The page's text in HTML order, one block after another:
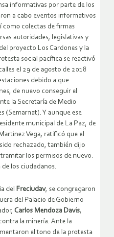
informativas por parte de los
a cabo eventos informativos
como colectas de firmas
autoridades, legislativas y
proyecto Los Cardones y la
social pacífica se reactivó
el 29 de agosto de 2018
debido a que
de nuevo conseguir el
la Secretaría de Medio
(Semarnat). Y aunque ese
municipal de La Paz, de
Vega, ratificó que el
rechazado, también dijo
los permisos de nuevo.
los ciudadanos.
del Freciudav, se congregaron
del Palacio de Gobierno
Carlos Mendoza Davis,
la minería. Ante la
el tono de la protesta